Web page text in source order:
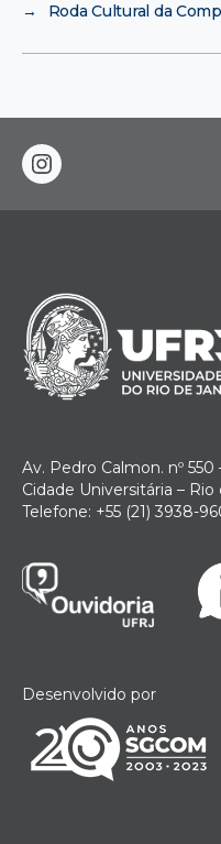
→
Roda Cultural da
instagram
Av. Pedro Calmon. nº
Cidade Universitária – Rio
Telefone: +55 (21) 3938-
Desenvolvido por